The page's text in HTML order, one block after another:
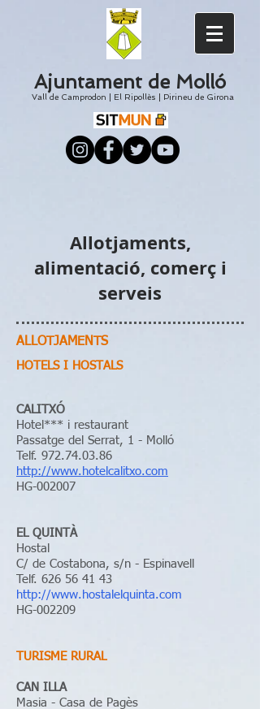
Ajuntament de Molló
Vall de Camprodon El Ripollès Pirineu de Girona
Allotjaments,
alimentació, comerç i
serveis
ALLOTJAMENTS
​HOTELS I HOSTALS
CALITXÓ
Hotel*** i restaurant
Passatge del Serrat, 1 - Molló
Telf. 972.74.03.86
http://www.hotelcalitxo.com
HG-002007
EL QUINTÀ
Hostal
C/ de Costabona, s/n - Espinavell
Telf. 626 56 41 43
http://www.hostalelquinta.com
HG-002209
TURISME RURAL
​CAN ILLA
Masia - Casa de Pagès